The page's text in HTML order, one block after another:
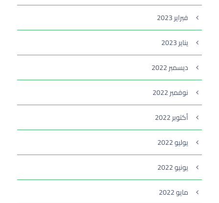
فبراير 2023
يناير 2023
ديسمبر 2022
نوفمبر 2022
أكتوبر 2022
يوليو 2022
يونيو 2022
مايو 2022